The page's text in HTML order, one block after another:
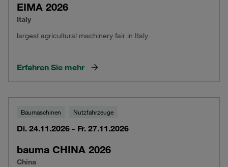
EIMA 2026
Italy
largest agricultural machinery fair in Italy
Erfahren Sie mehr
Baumaschinen Nutzfahrzeuge
Di. 24.11.2026 - Fr. 27.11.2026
bauma CHINA 2026
China